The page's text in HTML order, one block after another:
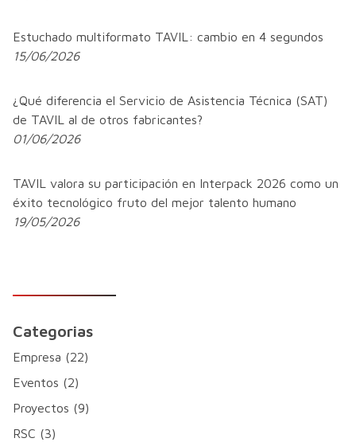
Estuchado multiformato TAVIL: cambio en 4 segundos
15/06/2026
¿Qué diferencia el Servicio de Asistencia Técnica (SAT)
de TAVIL al de otros fabricantes?
01/06/2026
TAVIL valora su participación en Interpack 2026 como un
éxito tecnológico fruto del mejor talento humano
19/05/2026
Categorias
Empresa (22)
Eventos (2)
Proyectos (9)
RSC (3)